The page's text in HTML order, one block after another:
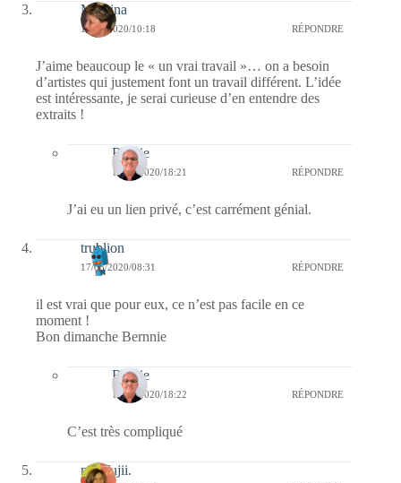
Mamina
17/05/2020/10:18 RÉPONDRE
J’aime beaucoup le « un vrai travail »… on a besoin
d’artistes qui justement font un travail différent. L’idée
est intéressante, je serai curieuse d’en entendre des
extraits !
Bernie
17/05/2020/18:21 RÉPONDRE
J’ai eu un lien privé, c’est carrément génial.
trublion
17/05/2020/08:31 RÉPONDRE
il est vrai que pour eux, ce n’est pas facile en ce
moment !
Bon dimanche Bernnie
Bernie
17/05/2020/18:22 RÉPONDRE
C’est très compliqué
missfujii.